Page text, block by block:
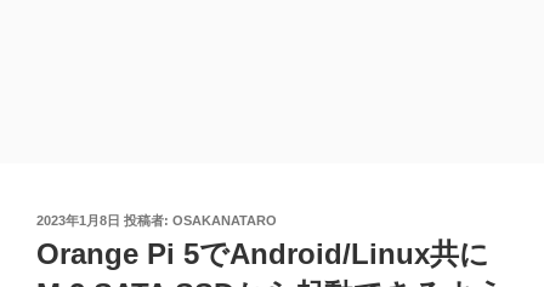
投
稿
日:
2023年1月8日 投稿者: OSAKANATARO
Orange Pi 5でAndroid/Linux共に